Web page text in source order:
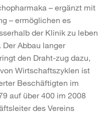
– ergänzt mit
– ermöglichen es
der Klinik zu leben
Abbau langer
den Draht-zug dazu,
Wirtschaftszyklen ist
Beschäftigten im
auf über 400 im 2008
des Vereins